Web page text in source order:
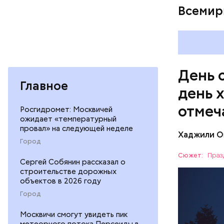
Главное
Росгидромет: Москвичей
ожидает «температурный
провал» на следующей неделе
Город
Сергей Собянин рассказал о
строительстве дорожных
объектов в 2026 году
Город
Москвичи смогут увидеть пик
День
день
Хаджили
Сюжет:
День
любители
ЕДА
—